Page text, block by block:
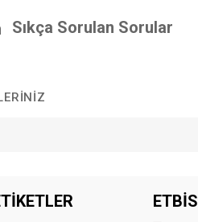
Sıkça Sorulan Sorular
ETBİS